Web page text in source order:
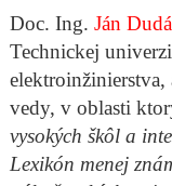
Doc. Ing. Ján
Technickej
elektroinžinierstva,
vedy, v oblasti
vysokých škôl a
Lexikón menej